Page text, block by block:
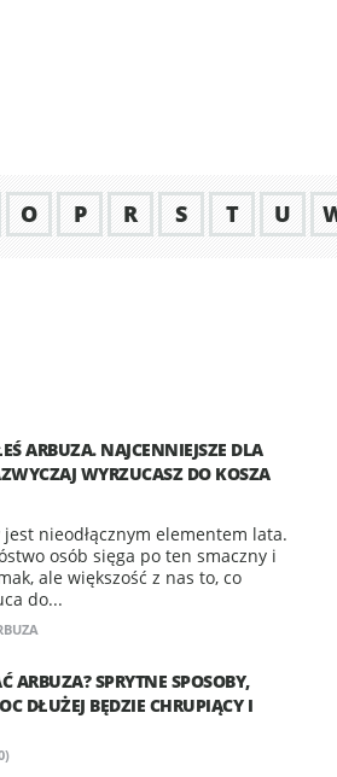
O P R S T U
ARBUZA. NAJCENNIEJSZE DLA
WYRZUCASZ DO KOSZA
nieodłącznym elementem lata.
osób sięga po ten smaczny i
ale większość z nas to, co
do...
ARBUZA? SPRYTNE SPOSOBY,
DŁUŻEJ BĘDZIE CHRUPIĄCY I